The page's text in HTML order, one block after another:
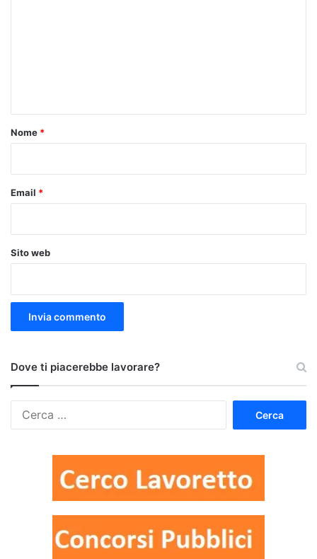
o
Nome *
Email *
Sito web
Dove ti piacerebbe lavorare?